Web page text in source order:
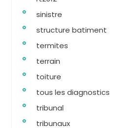
sinistre
structure batiment
termites
terrain
toiture
tous les diagnostics
tribunal
tribunaux